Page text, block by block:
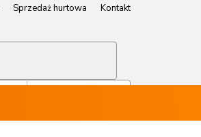
Sprzedaż hurtowa
Kontakt